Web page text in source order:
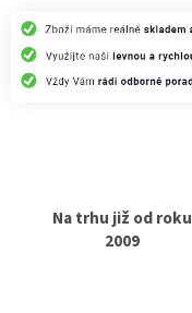
Na trhu již od roku
2009